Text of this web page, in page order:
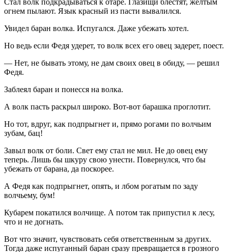
Стал волк подкрадываться к отаре. Глазищи блестят, желтым
огнем пылают. Язык красный из пасти вывалился.
Увидел баран волка. Испугался. Даже убежать хотел.
Но ведь если Федя удерет, то волк всех его овец задерет, поест.
— Нет, не бывать этому, не дам своих овец в обиду, — решил
Федя.
Заблеял баран и понесся на волка.
А волк пасть раскрыл широко. Вот-вот барашка проглотит.
Но тот, вдруг, как подпрыгнет и, прямо рогами по волчьим
зубам, бац!
Завыл волк от боли. Свет ему стал не мил. Не до овец ему
теперь. Лишь бы шкуру свою унести. Повернулся, что бы
убежать от барана, да поскорее.
А Федя как подпрыгнет, опять, и лбом рогатым по заду
волчьему, бум!
Кубарем покатился волчище. А потом так припустил к лесу,
что и не догнать.
Вот что значит, чувствовать себя ответственным за других.
Тогда даже испуганный баран сразу превращается в грозного